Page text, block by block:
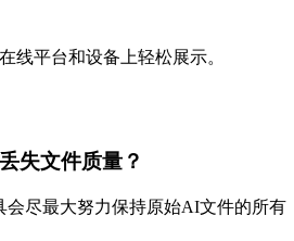
线平台和设备上轻松展示。
失文件质量？
会尽最大努力保持原始AI文件的所有